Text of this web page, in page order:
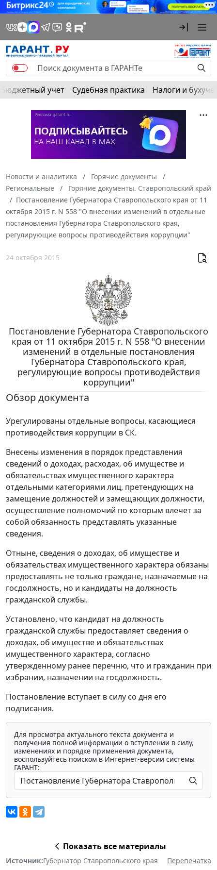
Бюджетный учет Судебная практика Налоги и
Новости и аналитика
Горячие документы
Региональные
Горячие документы. Ставропольский край
Постановление Губернатора Ставропольского края от 11
октября 2015 г. N 558 "О внесении изменений в отдельные
постановления Губернатора Ставропольского края,
регулирующие вопросы противодействия коррупции"
24 октября 2015
Постановление Губернатора Ставропольского
края от 11 октября 2015 г. N 558 "О внесении
изменений в отдельные постановления
Губернатора Ставропольского края,
регулирующие вопросы противодействия
коррупции"
Обзор документа
Урегулированы отдельные вопросы, касающиеся
противодействия коррупции в СК.
Внесены изменения в порядок представления
сведений о доходах, расходах, об имуществе и
обязательствах имущественного характера
отдельными категориями лиц, претендующих на
замещение должностей и замещающих должности,
осуществление полномочий по которым влечет за
собой обязанность представлять указанные
сведения.
Отныне, сведения о доходах, об имуществе и
обязательствах имущественного характера обязаны
предоставлять не только граждане, назначаемые на
госдолжность, но и кандидаты на должность
гражданской службы.
Установлено, что кандидат на должность
гражданской службы предоставляет сведения о
доходах, об имуществе и обязательствах
имущественного характера, согласно
утвержденному ранее перечню, что и гражданин при
избрании, назначении на госдолжность.
Постановление вступает в силу со дня его
подписания.
Для просмотра актуального текста документа и
получения полной информации о вступлении в силу,
изменениях и порядке применения документа,
воспользуйтесь поиском в Интернет-версии системы
ГАРАНТ:
Показать все материалы
Источник:Губернатор Ставропольского края Перепечатка